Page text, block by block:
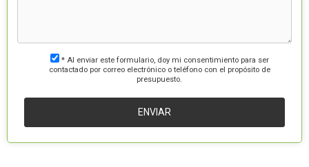
* Al enviar este formulario, doy mi consentimiento para ser
contactado por correo electrónico o teléfono con el propósito de
presupuesto.